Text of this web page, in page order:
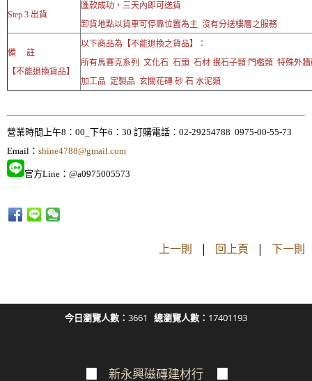
Step 3 出貨
匯款成功，三天內即可送貨
卸貨地點以貨車可停靠位置為主 沒有分送樓層之服務
備 註
【不能退換貨品】
以下商品為【不能退換之貨品】：
所有馬賽克系列 文化石 石頭 石材 抿石子類 門檻類 特殊外
加工品 定製品 玄關花磚 砂 石 水泥類
營業時間上午8：00_下午6：30 訂購電話：02-29254788 0975-00-55-73
Email： shine4788@gmail.com
官方Line：@a0975005573
上一則 | 回上頁 | 下一則
今日瀏覽人數： 3661 總瀏覽人數： 17401193
新永興磁磚建材行